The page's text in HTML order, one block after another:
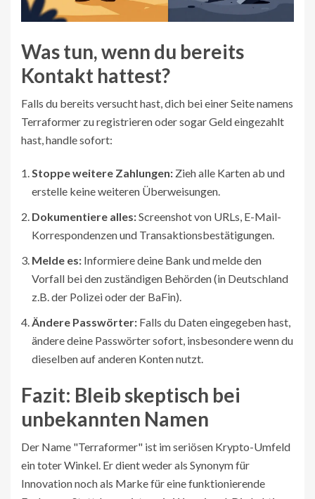
Was tun, wenn du bereits
Kontakt hattest?
Falls du bereits versucht hast, dich bei einer Seite namens
Terraformer zu registrieren oder sogar Geld eingezahlt
hast, handle sofort:
Stoppe weitere Zahlungen: Zieh alle Karten ab und
erstelle keine weiteren Überweisungen.
Dokumentiere alles:Screenshot von URLs, E-Mail-
Korrespondenzen und Transaktionsbestätigungen.
Melde es: Informiere deine Bank und melde den
Vorfall bei den zuständigen Behörden (in Deutschland
z.B. der Polizei oder der BaFin).
Ändere Passwörter: Falls du Daten eingegeben hast,
ändere deine Passwörter sofort, insbesondere wenn du
dieselben auf anderen Konten nutzt.
Fazit: Bleib skeptisch bei
unbekannten Namen
Der Name "Terraformer" ist im seriösen Krypto-Umfeld
ein toter Winkel. Er dient weder als Synonym für
Innovation noch als Marke für eine funktionierende